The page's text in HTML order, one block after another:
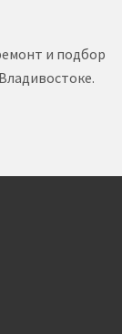
и подбор